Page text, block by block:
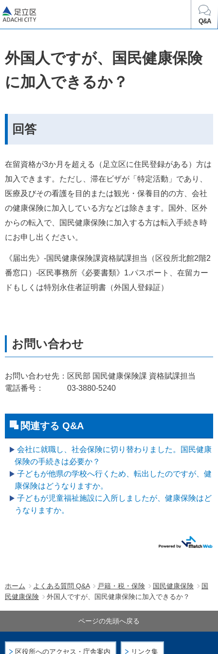
Q&A
ホーム よくある質問 Q&A 戸籍・税・保険 国民健康保険
国
民健康保険
外国人ですが、国民健康保険に加入できるか？
外国人ですが、国民健康保険
に加入できるか？
回答
在留資格が3か月を超える（足立区に住民登録がある）方は
加入できます。ただし、滞在ビザが「特定活動」であり、
医療及びその看護を目的または観光・保養目的の方、会社
の健康保険に加入している方などは除きます。国外、区外
からの転入で、国民健康保険に加入する方は転入手続き時
にお申し出ください。
《届出先》-国民健康保険課資格賦課担当（区役所北館2階2
番窓口）-区民事務所《必要書類》1.パスポート、在留カー
ドもしくは特別永住者証明書（外国人登録証）
お問い合わせ先：区民部 国民健康保険課 資格賦課担当
電話番号： 03-3880-5240
関連する Q&A
会社に就職し、社会保険に切り替わりました。国民健康
保険の手続きは必要か？
子どもが他県の学校へ行くため、転出したのですが、健
康保険はどうなりますか。
子どもが児童福祉施設に入所しましたが、健康保険はど
うなりますか。
区役所へのアクセス・庁舎案内 リンク集
ページの先頭へ戻る